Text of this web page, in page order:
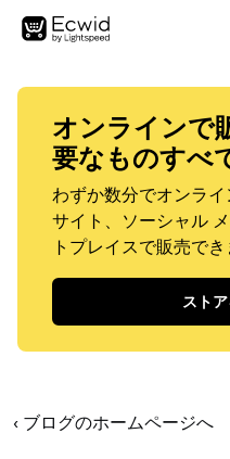
オンラインで
要なものすべ
わずか数分でオンラ
サイト、ソーシャル
トプレイスで販売でき
スト
‹ ブログのホームページへ